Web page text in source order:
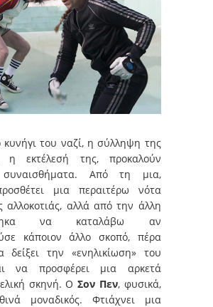
του ναζί, η σύλληψη της
η εκτέλεσή της, προκαλούν
συναισθήματα. Από τη μια,
μια περαιτέρω νότα
αλλοκοτιάς, αλλά από την άλλη
να καταλάβω αν
κάποιον άλλο σκοπό, πέρα
την «ενηλικίωση» του
να προσφέρει μια αρκετά
σκηνή. ΟΣον Πεν, φυσικά,
μοναδικός. Φτιάχνει μια